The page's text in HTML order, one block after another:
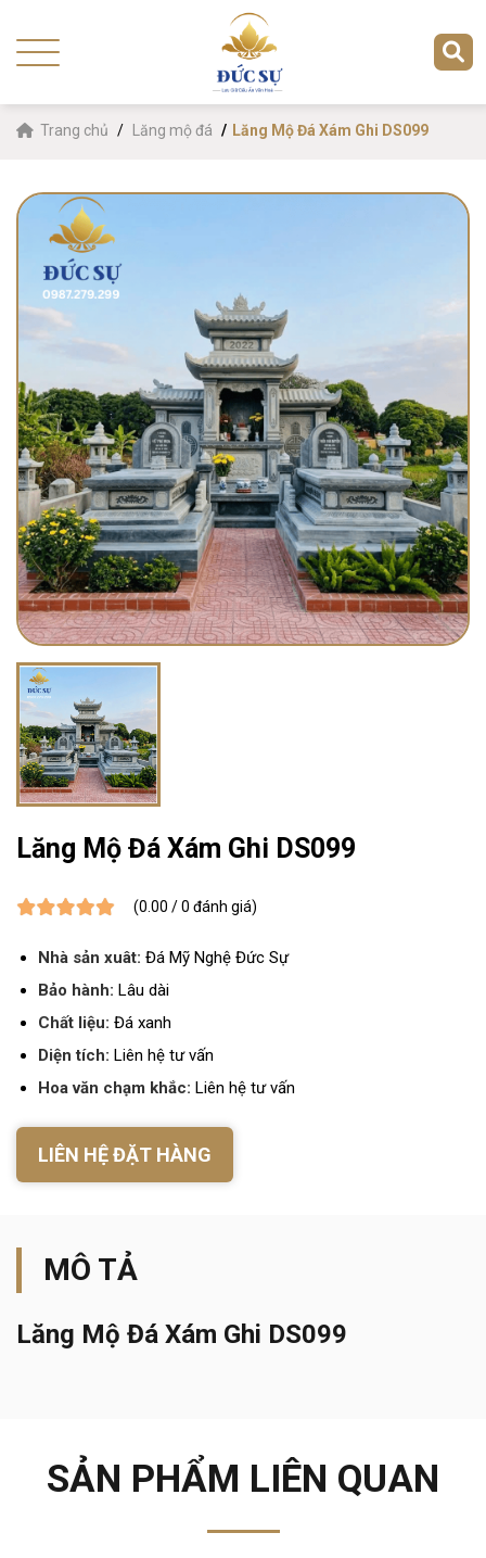
Trang chủ Lăng mộ đá Lăng Mộ Đá Xám Ghi DS099
Lăng Mộ Đá Xám Ghi DS099
(0.00 / 0 đánh giá)
Nhà sản xuât: Đá Mỹ Nghệ Đức Sự
Bảo hành: Lâu dài
Chất liệu: Đá xanh
Diện tích: Liên hệ tư vấn
Hoa văn chạm khắc: Liên hệ tư vấn
LIÊN HỆ ĐẶT HÀNG
MÔ TẢ
Lăng Mộ Đá Xám Ghi DS099
SẢN PHẨM LIÊN QUAN